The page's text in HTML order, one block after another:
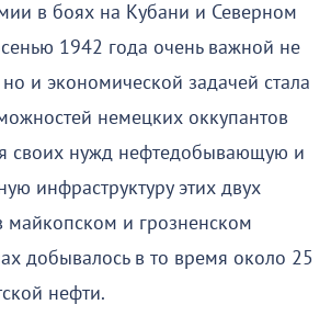
в боях на Кубани и Северном
1942 года очень важной не
и экономической задачей стала
немецких оккупантов
своих нужд нефтедобывающую и
инфраструктуру этих двух
майкопском и грозненском
добывалось в то время около 25
нефти.